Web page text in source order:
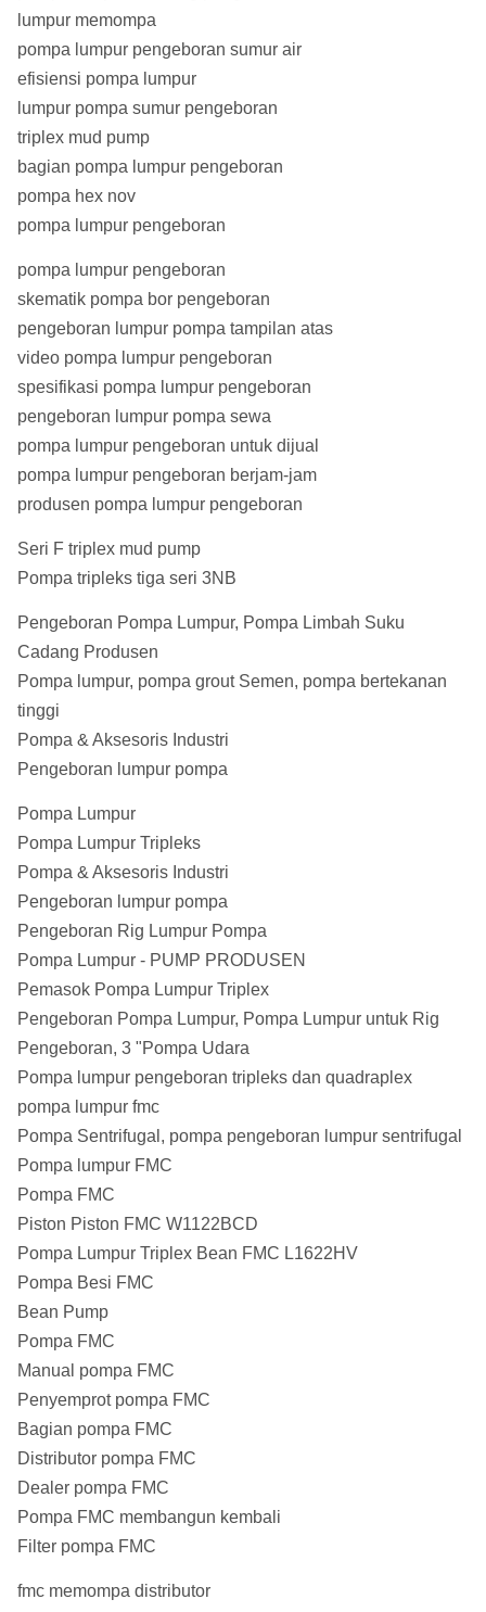
lumpur memompa
pompa lumpur pengeboran sumur air
efisiensi pompa lumpur
lumpur pompa sumur pengeboran
triplex mud pump
bagian pompa lumpur pengeboran
pompa hex nov
pompa lumpur pengeboran
pompa lumpur pengeboran
skematik pompa bor pengeboran
pengeboran lumpur pompa tampilan atas
video pompa lumpur pengeboran
spesifikasi pompa lumpur pengeboran
pengeboran lumpur pompa sewa
pompa lumpur pengeboran untuk dijual
pompa lumpur pengeboran berjam-jam
produsen pompa lumpur pengeboran
Seri F triplex mud pump
Pompa tripleks tiga seri 3NB
Pengeboran Pompa Lumpur, Pompa Limbah Suku
Cadang Produsen
Pompa lumpur, pompa grout Semen, pompa bertekanan
tinggi
Pompa & Aksesoris Industri
Pengeboran lumpur pompa
Pompa Lumpur
Pompa Lumpur Tripleks
Pompa & Aksesoris Industri
Pengeboran lumpur pompa
Pengeboran Rig Lumpur Pompa
Pompa Lumpur - PUMP PRODUSEN
Pemasok Pompa Lumpur Triplex
Pengeboran Pompa Lumpur, Pompa Lumpur untuk Rig
Pengeboran, 3 "Pompa Udara
Pompa lumpur pengeboran tripleks dan quadraplex
pompa lumpur fmc
Pompa Sentrifugal, pompa pengeboran lumpur sentrifugal
Pompa lumpur FMC
Pompa FMC
Piston Piston FMC W1122BCD
Pompa Lumpur Triplex Bean FMC L1622HV
Pompa Besi FMC
Bean Pump
Pompa FMC
Manual pompa FMC
Penyemprot pompa FMC
Bagian pompa FMC
Distributor pompa FMC
Dealer pompa FMC
Pompa FMC membangun kembali
Filter pompa FMC
fmc memompa distributor